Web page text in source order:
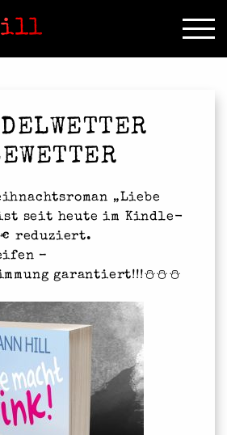
„Liebe
ist seit heute im Kindle-
€ reduziert.
–
garantiert!!!⛄⛄⛄